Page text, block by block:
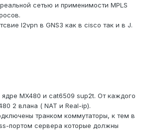
сетью и применимости MPLS
l2vpn в GNS3 как в cisco так и в J.
ядре MX480 и cat6509 sup2t. От каждого
2 влана ( NAT и Real-ip).
транком коммутаторы, к тем в
портом сервера которые должны